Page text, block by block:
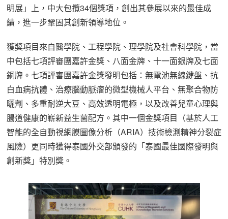
明展」上，中大包攬34個獎項，創出其參展以來的最佳成
績，進一步鞏固其創新領導地位。
獲獎項目來自醫學院、工程學院、理學院及社會科學院，當
中包括七項評審團嘉許金獎、八面金牌、十一面銀牌及七面
銅牌。七項評審團嘉許金獎發明包括：無電池無線鍵盤、抗
白血病抗體、治療腦動脈瘤的微型機械人平台、無聚合物防
曬劑、多重耐逆大豆、高效透明電極，以及改善兒童心理與
腸道健康的嶄新益生菌配方。其中一個金獎項目（基於人工
智能的全自動視網膜圖像分析（ARIA）技術檢測精神分裂症
風險）更同時獲得泰國外交部頒發的「泰國最佳國際發明與
創新獎」特別獎。